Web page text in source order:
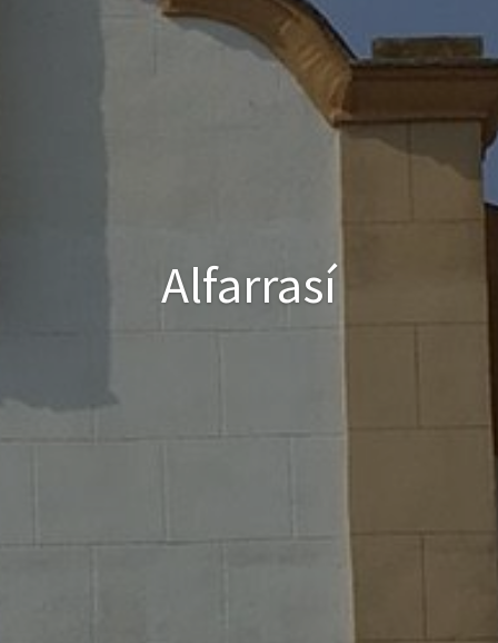
Alfarrasí